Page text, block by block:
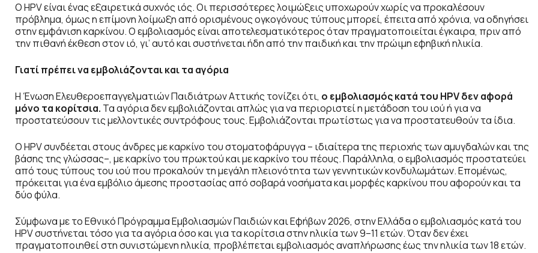
Ο HPV είναι ένας εξαιρετικά συχνός ιός. Οι περισσότερες λοιμώξεις υποχωρούν χωρίς να προκαλέσουν
πρόβλημα, όμως η επίμονη λοίμωξη από ορισμένους ογκογόνους τύπους μπορεί, έπειτα από χρόνια, να οδηγήσει
στην εμφάνιση καρκίνου. Ο εμβολιασμός είναι αποτελεσματικότερος όταν πραγματοποιείται έγκαιρα, πριν από
την πιθανή έκθεση στον ιό, γι’ αυτό και συστήνεται ήδη από την παιδική και την πρώιμη εφηβική ηλικία.
Γιατί πρέπει να εμβολιάζονται και τα αγόρια
Η Ένωση Ελευθεροεπαγγελματιών Παιδιάτρων Αττικής τονίζει ότι, ο εμβολιασμός κατά του HPV δεν αφορά
μόνο τα κορίτσια. Τα αγόρια δεν εμβολιάζονται απλώς για να περιοριστεί η μετάδοση του ιού ή για να
προστατεύσουν τις μελλοντικές συντρόφους τους. Εμβολιάζονται πρωτίστως για να προστατευθούν τα ίδια.
Ο HPV συνδέεται στους άνδρες με καρκίνο του στοματοφάρυγγα – ιδιαίτερα της περιοχής των αμυγδαλών και της
βάσης της γλώσσας–, με καρκίνο του πρωκτού και με καρκίνο του πέους. Παράλληλα, ο εμβολιασμός προστατεύει
από τους τύπους του ιού που προκαλούν τη μεγάλη πλειονότητα των γεννητικών κονδυλωμάτων. Επομένως,
πρόκειται για ένα εμβόλιο άμεσης προστασίας από σοβαρά νοσήματα και μορφές καρκίνου που αφορούν και τα
δύο φύλα.
Σύμφωνα με το Εθνικό Πρόγραμμα Εμβολιασμών Παιδιών και Εφήβων 2026, στην Ελλάδα ο εμβολιασμός κατά του
HPV συστήνεται τόσο για τα αγόρια όσο και για τα κορίτσια στην ηλικία των 9–11 ετών. Όταν δεν έχει
πραγματοποιηθεί στη συνιστώμενη ηλικία, προβλέπεται εμβολιασμός αναπλήρωσης έως την ηλικία των 18 ετών.